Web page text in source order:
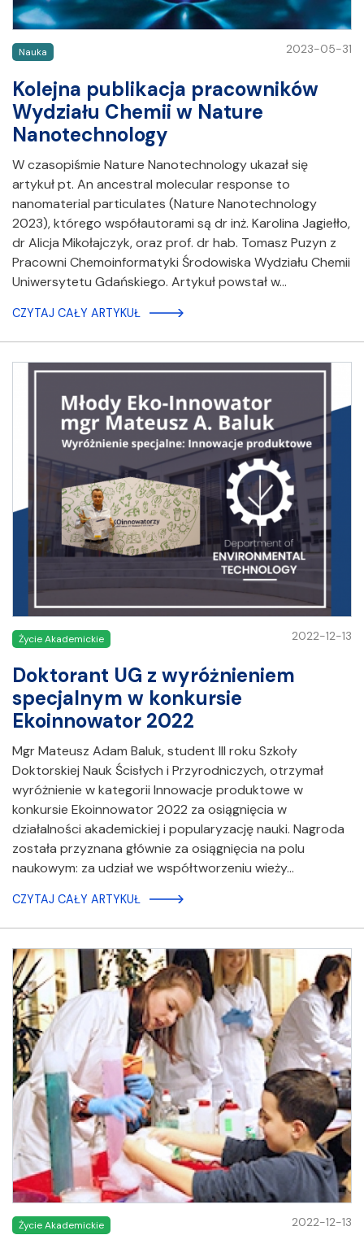
Nauka 2023-05-31
Kolejna publikacja pracowników
Wydziału Chemii w Nature
Nanotechnology
W czasopiśmie Nature Nanotechnology ukazał się
artykuł pt. An ancestral molecular response to
nanomaterial particulates (Nature Nanotechnology
2023), którego współautorami są dr inż. Karolina Jagiełło,
dr Alicja Mikołajczyk, oraz prof. dr hab. Tomasz Puzyn z
Pracowni Chemoinformatyki Środowiska Wydziału Chemii
Uniwersytetu Gdańskiego. Artykuł powstał w…
CZYTAJ CAŁY ARTYKUŁ
Życie Akademickie 2022-12-13
Doktorant UG z wyróżnieniem
specjalnym w konkursie
Ekoinnowator 2022
Mgr Mateusz Adam Baluk, student III roku Szkoły
Doktorskiej Nauk Ścisłych i Przyrodniczych, otrzymał
wyróżnienie w kategorii Innowacje produktowe w
konkursie Ekoinnowator 2022 za osiągnięcia w
działalności akademickiej i popularyzację nauki. Nagroda
została przyznana głównie za osiągnięcia na polu
naukowym: za udział we współtworzeniu wieży…
CZYTAJ CAŁY ARTYKUŁ
Życie Akademickie 2022-12-13